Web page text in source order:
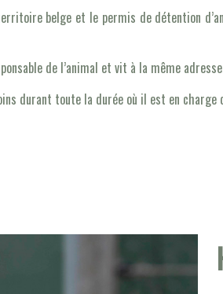
belge et le permis de détention
de l’animal et vit à la même
durant toute la durée où il est en